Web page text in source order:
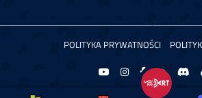
POLITYKA PRYWATNOŚCI